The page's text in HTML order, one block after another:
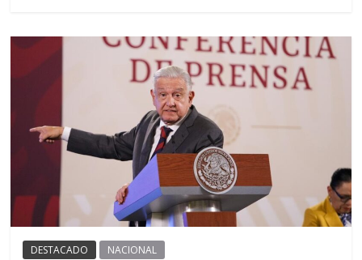
DESTACADO NACIONAL